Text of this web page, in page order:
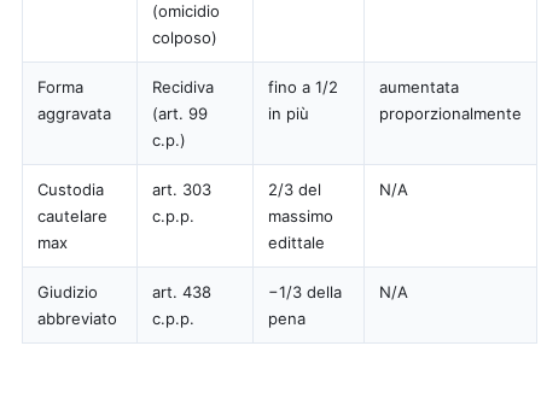
(omicidio
colposo)
Forma
aggravata
Recidiva
(art. 99
c.p.)
fino a 1/2
in più
aumentata
proporzionalmente
Custodia
cautelare
max
art. 303
c.p.p.
2/3 del
massimo
edittale
N/A
Giudizio
abbreviato
art. 438
c.p.p.
−1/3 della
pena
N/A